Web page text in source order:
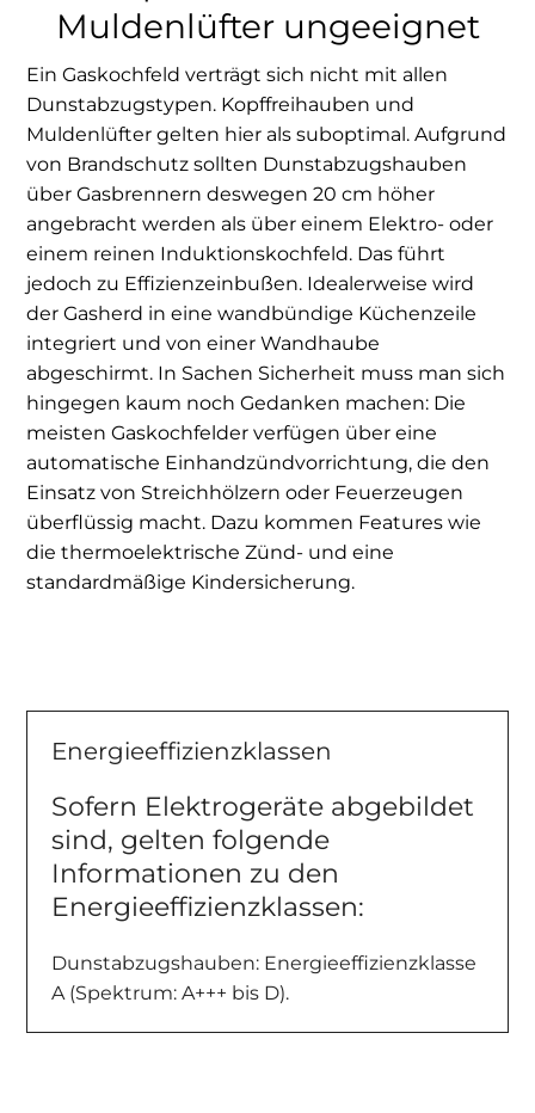
Muldenlüfter ungeeignet
Ein Gaskochfeld verträgt sich nicht mit allen
Dunstabzugstypen. Kopffreihauben und
Muldenlüfter gelten hier als suboptimal. Aufgrund
von Brandschutz sollten Dunstabzugshauben
über Gasbrennern deswegen 20 cm höher
angebracht werden als über einem Elektro- oder
einem reinen Induktionskochfeld. Das führt
jedoch zu Effizienzeinbußen. Idealerweise wird
der Gasherd in eine wandbündige Küchenzeile
integriert und von einer Wandhaube
abgeschirmt. In Sachen Sicherheit muss man sich
hingegen kaum noch Gedanken machen: Die
meisten Gaskochfelder verfügen über eine
automatische Einhandzündvorrichtung, die den
Einsatz von Streichhölzern oder Feuerzeugen
überflüssig macht. Dazu kommen Features wie
die thermoelektrische Zünd- und eine
standardmäßige Kindersicherung.
Energieeffizienzklassen
Sofern Elektrogeräte abgebildet
sind, gelten folgende
Informationen zu den
Energieeffizienzklassen:
Dunstabzugshauben: Energieeffizienzklasse
A (Spektrum: A+++ bis D).